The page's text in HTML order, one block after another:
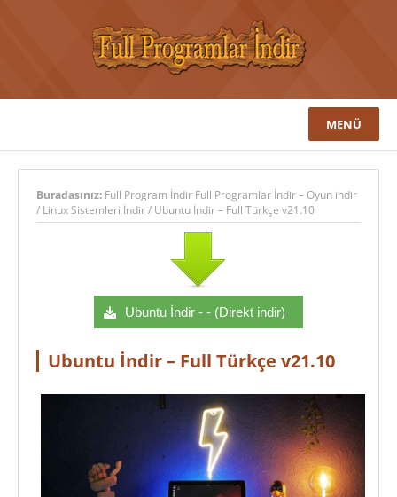
MENÜ
Buradasınız: Full Program İndir Full Programlar İndir – Oyun indir
/ Linux Sistemleri İndir/ Ubuntu İndir – Full Türkçe v21.10
Ubuntu İndir - - (Direkt indir)
Ubuntu İndir – Full Türkçe v21.10